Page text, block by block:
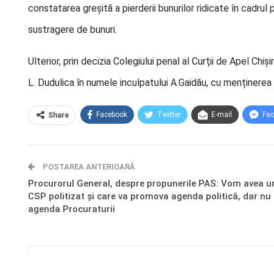
constatarea greșită a pierderii bunurilor ridicate în
sustragere de bunuri.
Ulterior, prin decizia Colegiului penal al Curţii de Apel
L. Dudulica în numele inculpatului A.Gaidău, cu
Share Facebook Twitter E-mail
POSTAREA ANTERIOARĂ
Procurorul General, despre propunerile PAS: Vom avea
CSP politizat și care va promova agenda politică, dar nu
agenda Procuraturii